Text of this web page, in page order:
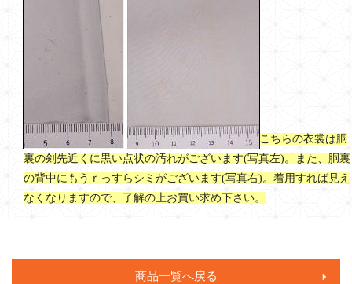
こちらの衣裳は胴
裏の剣先近くに黒い点状の汚れがございます(写真左)。また、胴裏
の背中にもうｒっすらシミがございます(写真右)。着用すれば見え
なくなりますので、了解の上お買い求め下さい。
商品一覧へ戻る